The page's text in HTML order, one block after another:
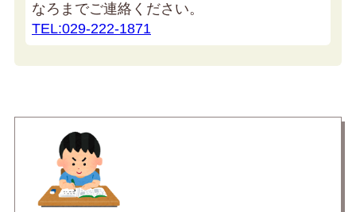
なろまでご連絡ください。
TEL:029-222-1871